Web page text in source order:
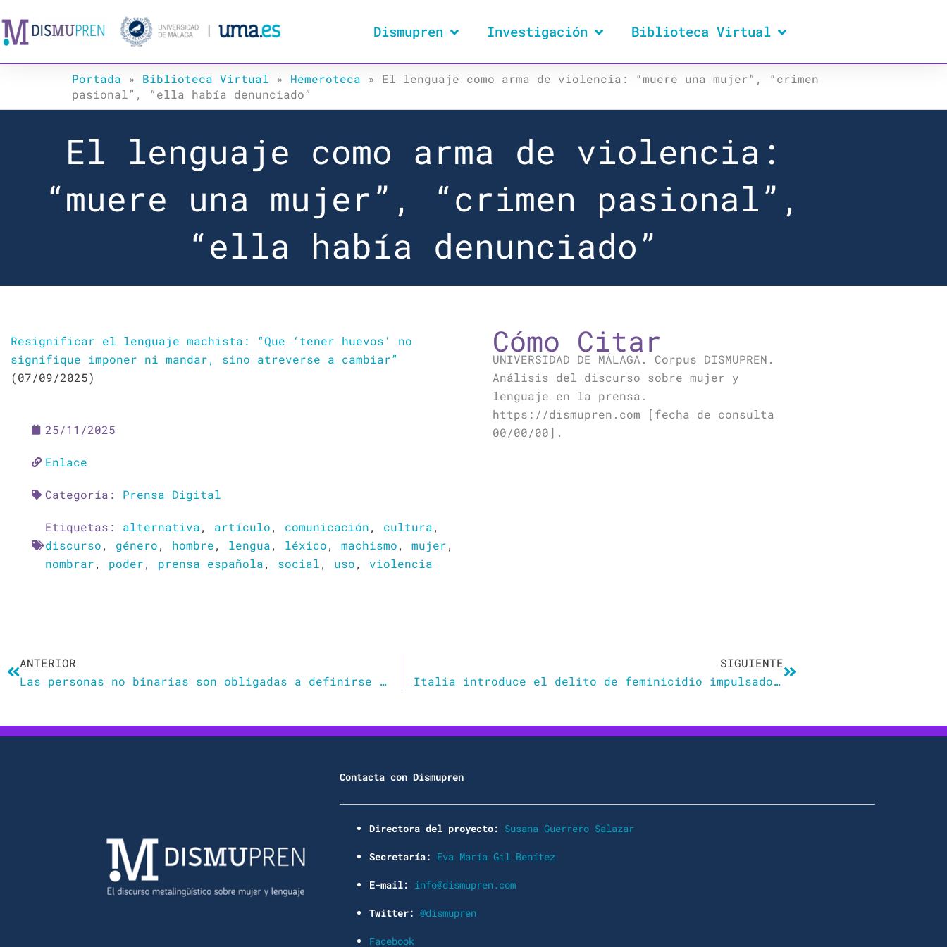
al
contenido
Dismupren Investigación Biblioteca Virtual
Portada » Biblioteca Virtual » Hemeroteca » El lenguaje como arma de violencia: “muere una mujer”, “crimen
pasional”, “ella había denunciado”
El lenguaje como arma de violencia:
“muere una mujer”, “crimen pasional”,
“ella había denunciado”
Resignificar el lenguaje machista: “Que ‘tener huevos’ no
signifique imponer ni mandar, sino atreverse a cambiar”
(07/09/2025)
25/11/2025
Enlace
Categoría: Prensa Digital
Etiquetas: alternativa, artículo, comunicación, cultura,
discurso, género, hombre, lengua, léxico, machismo, mujer,
nombrar, poder, prensa española, social, uso, violencia
Cómo Citar
UNIVERSIDAD DE MÁLAGA. Corpus DISMUPREN.
Análisis del discurso sobre mujer y
lenguaje en la prensa.
https://dismupren.com [fecha de consulta
00/00/00].
ANTERIOR
Las personas no binarias son obligadas a definirse hombre o mujer en las listas electorales: “No existimos”
SIGUIENTE
Italia introduce el delito de feminicidio impulsado por el Gobierno de ultraderecha de Meloni
Contacta con Dismupren
Directora del proyecto: Susana Guerrero Salazar
Secretaría: Eva María Gil Benítez
E-mail: info@dismupren.com
Twitter: @dismupren
Facebook